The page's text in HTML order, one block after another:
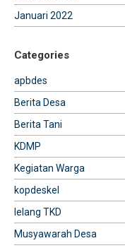
Januari 2022
Categories
apbdes
Berita Desa
Berita Tani
KDMP
Kegiatan Warga
kopdeskel
lelang TKD
Musyawarah Desa